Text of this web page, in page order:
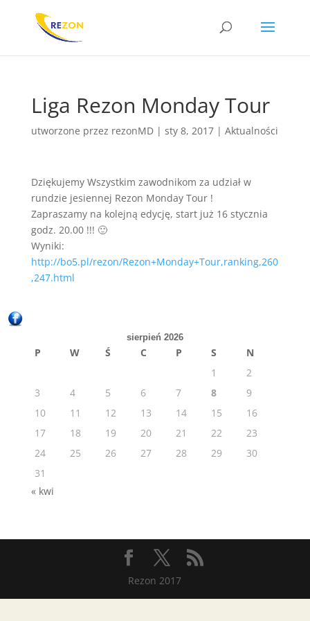
Liga Rezon Monday Tour
utworzone przez rezonMD| sty 8, 2017| Aktualności
Dziękujemy Wszystkim zawodnikom za udział w
rundzie jesiennej Rezon Monday Tour !
Zapraszamy na kolejną edycję, start już 16 stycznia
godz. 20.00 !!! 🙂
Wyniki:
http://bo5.pl/rezon/Rezon+Monday+Tour,ranking,260
,247.html
sierpień 2026
P W Ś C P S
N
1
2
3
4 5 6 7 8
9
10
11 12 13 14 15
16
17
18 19 20 21 22
23
24
25 26 27 28 29
30
31
« kwi
Rezon 2017